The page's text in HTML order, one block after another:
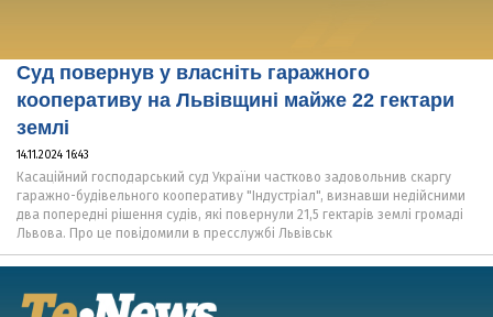
Суд повернув у власніть гаражного
кооперативу на Львівщині майже 22 гектари
землі
14.11.2024 16:43
Касаційний господарський суд України частково задовольнив скаргу
гаражно-будівельного кооперативу "Індустріал", визнавши недійсними
два попередні рішення судів, які повернули 21,5 гектарів землі громаді
Львова. Про це повідомили в пресслужбі Львівськ